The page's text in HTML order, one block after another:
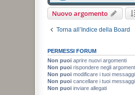
Nuovo argomento
Torna all’Indice della Board
PERMESSI FORUM
Non puoi aprire nuovi argomenti
Non puoi rispondere negli
Non puoi modificare i tuoi messaggi
Non puoi cancellare i tuoi messaggi
Non puoi inviare allegati